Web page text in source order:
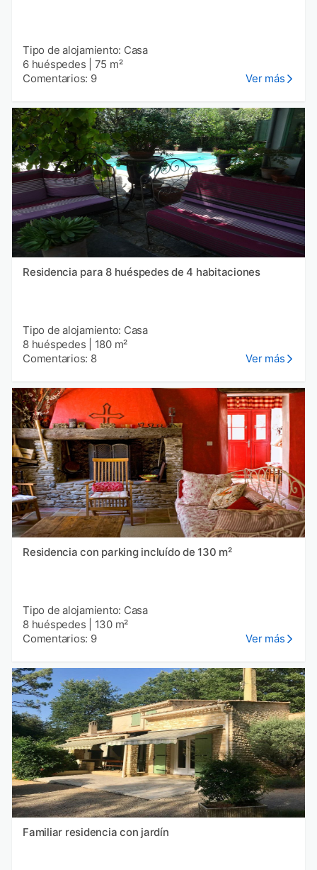
Tipo de alojamiento: Casa
6 huéspedes
75 m²
Comentarios: 9
Ver más
Residencia para 8 huéspedes de 4 habitaciones
Tipo de alojamiento: Casa
8 huéspedes
180 m²
Comentarios: 8
Ver más
Residencia con parking incluído de 130 m²
Tipo de alojamiento: Casa
8 huéspedes
130 m²
Comentarios: 9
Ver más
Familiar residencia con jardín